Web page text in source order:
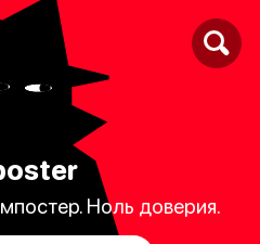
Ноль доверия.